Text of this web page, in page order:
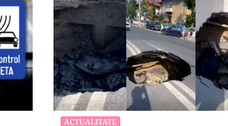
Atacurile cibernetice
expun vulnerabilitățile
statului român: ANP
repetă scenariul e‑Terra.
Ce ascund comunicările
oficiale și cine răspunde
pentru mentenanța IT a
instituțiilor publice